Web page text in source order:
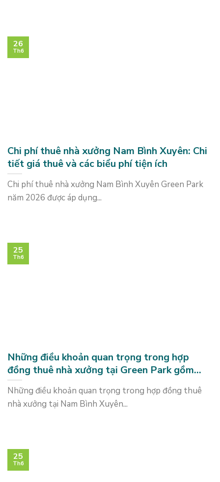
Chi phí thuê nhà xưởng Nam Bình Xuyên: Chi
tiết giá thuê và các biểu phí tiện ích
Chi phí thuê nhà xưởng Nam Bình Xuyên Green Park
năm 2026 được áp dụng...
26
Th6
Những điều khoản quan trọng trong hợp
đồng thuê nhà xưởng tại Green Park gồm
những gì?
Những điều khoản quan trọng trong hợp đồng thuê
nhà xưởng tại Nam Bình Xuyên...
25
Th6
25
Th6